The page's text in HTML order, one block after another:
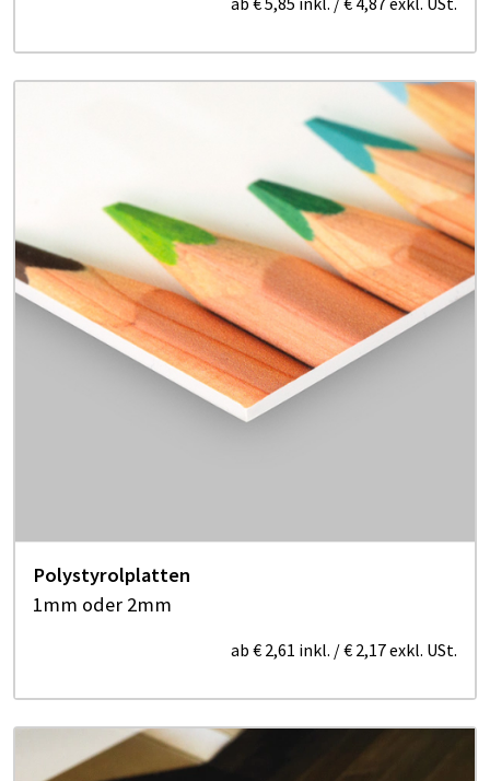
Polystyrolplatten
1mm oder 2mm
ab € 2,61 inkl. /€ 2,17exkl. USt.